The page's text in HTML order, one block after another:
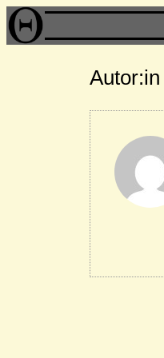
Autor:in